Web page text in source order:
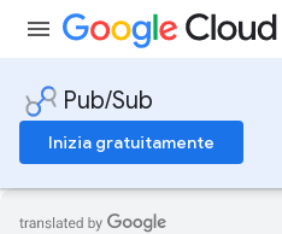
Pub/Sub
Inizia gratuitamente